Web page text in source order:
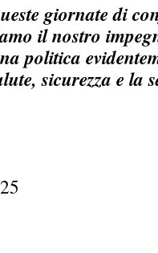
giornate di
il nostro
politica
sicurezza e la